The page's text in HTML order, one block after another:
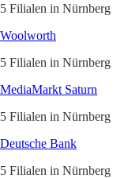
5 Filialen in Nürnberg
Woolworth
5 Filialen in Nürnberg
MediaMarkt Saturn
5 Filialen in Nürnberg
Deutsche Bank
5 Filialen in Nürnberg